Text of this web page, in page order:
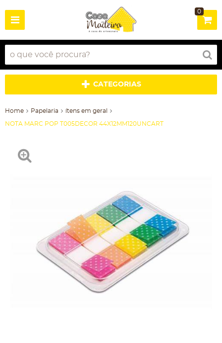
0
CATEGORIAS
Home Papelaria ítens em geral
NOTA MARC POP T005DECOR 44X12MM120UNCART